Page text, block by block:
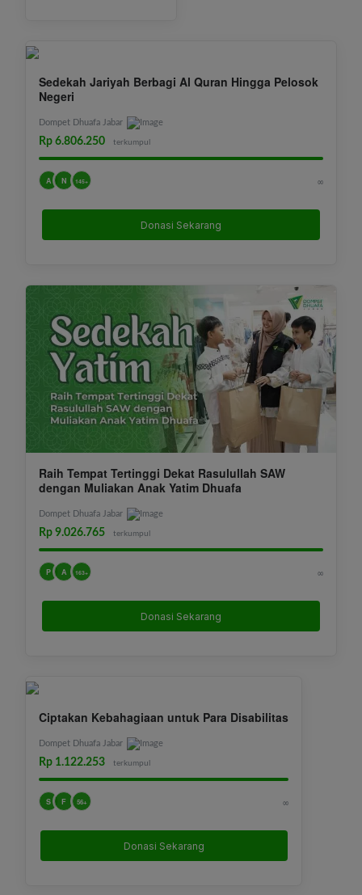
Sedekah Jariyah Berbagi Al Quran Hingga Pelosok
Negeri
Dompet Dhuafa Jabar
Rp 6.806.250 terkumpul
A N 145+ ∞
Donasi Sekarang
Raih Tempat Tertinggi Dekat Rasulullah SAW
dengan Muliakan Anak Yatim Dhuafa
Dompet Dhuafa Jabar
Rp 9.026.765 terkumpul
P A 163+ ∞
Donasi Sekarang
Ciptakan Kebahagiaan untuk Para Disabilitas
Dompet Dhuafa Jabar
Rp 1.122.253 terkumpul
S F 56+ ∞
Donasi Sekarang